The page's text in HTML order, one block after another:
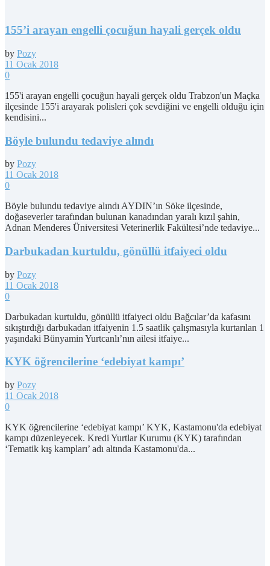
155’i arayan engelli çocuğun hayali gerçek oldu
by Pozy
11 Ocak 2018
0
155'i arayan engelli çocuğun hayali gerçek oldu Trabzon'un Maçka
ilçesinde 155'i arayarak polisleri çok sevdiğini ve engelli olduğu için
kendisini...
Böyle bulundu tedaviye alındı
by Pozy
11 Ocak 2018
0
Böyle bulundu tedaviye alındı AYDIN’ın Söke ilçesinde,
doğaseverler tarafından bulunan kanadından yaralı kızıl şahin,
Adnan Menderes Üniversitesi Veterinerlik Fakültesi’nde tedaviye...
Darbukadan kurtuldu, gönüllü itfaiyeci oldu
by Pozy
11 Ocak 2018
0
Darbukadan kurtuldu, gönüllü itfaiyeci oldu Bağcılar’da kafasını
sıkıştırdığı darbukadan itfaiyenin 1.5 saatlik çalışmasıyla kurtarılan 1
yaşındaki Bünyamin Yurtcanlı’nın ailesi itfaiye...
KYK öğrencilerine ‘edebiyat kampı’
by Pozy
11 Ocak 2018
0
KYK öğrencilerine ‘edebiyat kampı’ KYK, Kastamonu'da edebiyat
kampı düzenleyecek. Kredi Yurtlar Kurumu (KYK) tarafından
‘Tematik kış kampları’ adı altında Kastamonu'da...